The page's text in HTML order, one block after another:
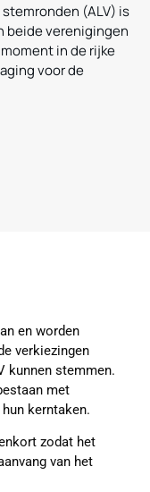
stemronden (ALV) is
beide verenigingen
in de rijke
voor de
en worden
verkiezingen
kunnen stemmen.
met
kerntaken.
zodat het
van het